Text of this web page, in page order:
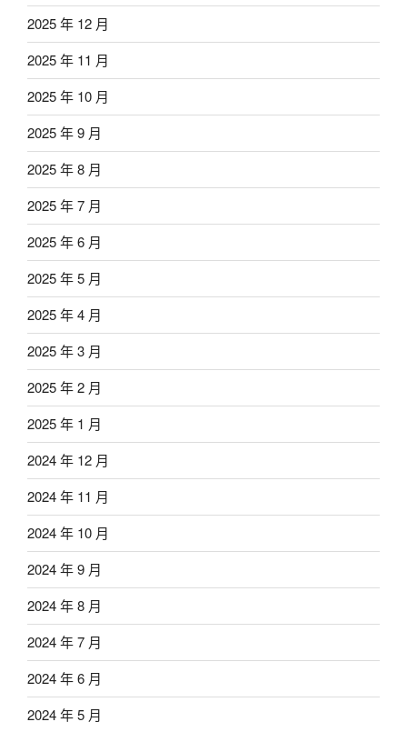
2025 年 12 月
2025 年 11 月
2025 年 10 月
2025 年 9 月
2025 年 8 月
2025 年 7 月
2025 年 6 月
2025 年 5 月
2025 年 4 月
2025 年 3 月
2025 年 2 月
2025 年 1 月
2024 年 12 月
2024 年 11 月
2024 年 10 月
2024 年 9 月
2024 年 8 月
2024 年 7 月
2024 年 6 月
2024 年 5 月